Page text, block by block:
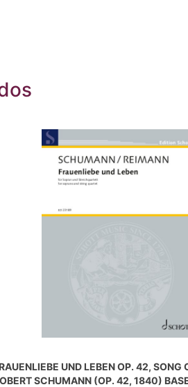
UND LEBEN OP. 42, SONG
SCHUMANN (OP. 42, 1840)